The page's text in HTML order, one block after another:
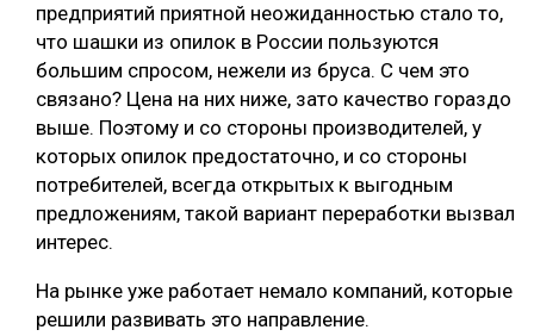
предприятий приятной неожиданностью стало то,
что шашки из опилок в России пользуются
большим спросом, нежели из бруса. С чем это
связано? Цена на них ниже, зато качество гораздо
выше. Поэтому и со стороны производителей, у
которых опилок предостаточно, и со стороны
потребителей, всегда открытых к выгодным
предложениям, такой вариант переработки вызвал
интерес.
На рынке уже работает немало компаний, которые
решили развивать это направление.